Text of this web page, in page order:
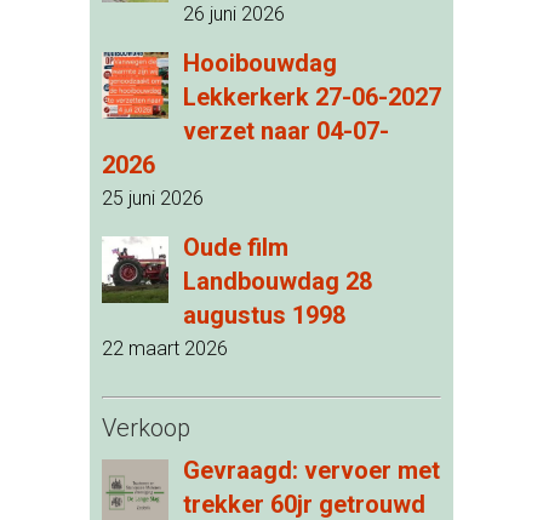
26 juni 2026
Hooibouwdag
Lekkerkerk 27-06-2027
verzet naar 04-07-
2026
25 juni 2026
Oude film
Landbouwdag 28
augustus 1998
22 maart 2026
Verkoop
Gevraagd: vervoer met
trekker 60jr getrouwd